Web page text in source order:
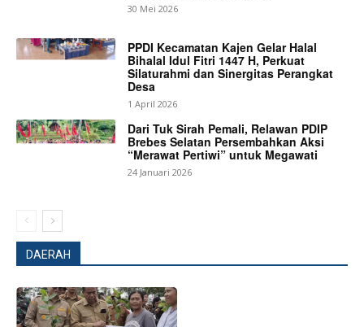
30 Mei 2026
PPDI Kecamatan Kajen Gelar Halal
Bihalal Idul Fitri 1447 H, Perkuat
Silaturahmi dan Sinergitas Perangkat
Desa
1 April 2026
Dari Tuk Sirah Pemali, Relawan PDIP
Brebes Selatan Persembahkan Aksi
“Merawat Pertiwi” untuk Megawati
24 Januari 2026
DAERAH